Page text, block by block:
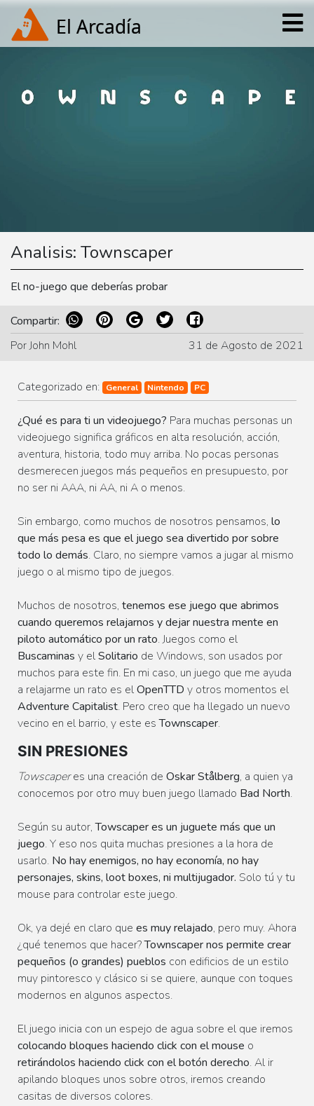
Analisis: Townscaper
El no-juego que deberías probar
Compartir:
31 de Agosto de 2021
Por John Mohl
Categorizado en: General Nintendo PC
¿Qué es para ti un videojuego? Para muchas personas un
videojuego significa gráficos en alta resolución, acción,
aventura, historia, todo muy arriba. No pocas personas
desmerecen juegos más pequeños en presupuesto, por
no ser ni AAA, ni AA, ni A o menos.
Sin embargo, como muchos de nosotros pensamos, lo
que más pesa es que el juego sea divertido por sobre
todo lo demás. Claro, no siempre vamos a jugar al mismo
juego o al mismo tipo de juegos.
Muchos de nosotros, tenemos ese juego que abrimos
cuando queremos relajarnos y dejar nuestra mente en
piloto automático por un rato. Juegos como el
Buscaminas y elSolitario de Windows, son usados por
muchos para este fin. En mi caso, un juego que me ayuda
a relajarme un rato es elOpenTTD y otros momentos el
Adventure Capitalist. Pero creo que ha llegado un nuevo
vecino en el barrio, y este esTownscaper.
SIN PRESIONES
Towscaperes una creación de Oskar Stålberg, a quien ya
conocemos por otro muy buen juego llamado Bad North.
Según su autor,Towscaper es un juguete más que un
juego. Y eso nos quita muchas presiones a la hora de
usarlo. No hay enemigos, no hay economía, no hay
personajes, skins, loot boxes, ni multijugador. Solo tú y tu
mouse para controlar este juego.
Ok, ya dejé en claro que es muy relajado, pero muy. Ahora
¿qué tenemos que hacer?Townscaper nos permite crear
pequeños (o grandes) pueblos con edificios de un estilo
muy pintoresco y clásico si se quiere, aunque con toques
modernos en algunos aspectos.
El juego inicia con un espejo de agua sobre el que iremos
colocando bloques haciendo click con el mouse o
retirándolos haciendo click con el botón derecho. Al ir
apilando bloques unos sobre otros, iremos creando
casitas de diversos colores.